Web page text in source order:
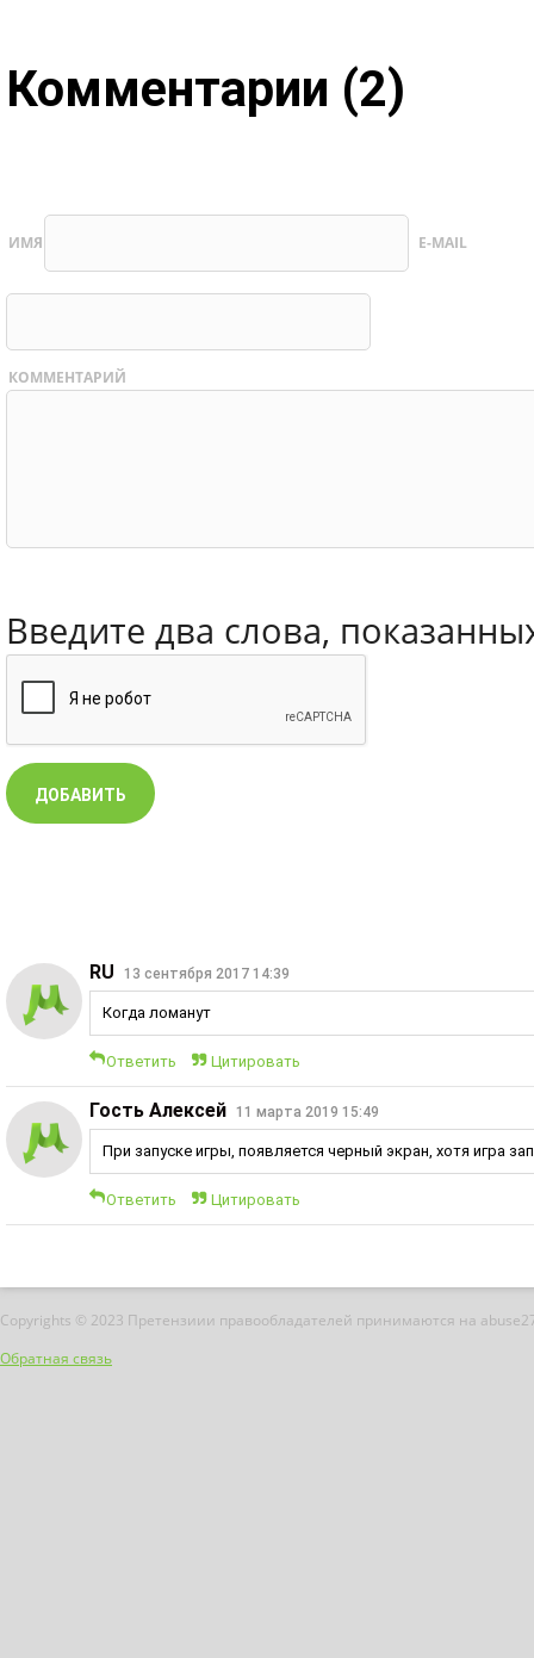
Комментарии (2)
ИМЯ E-MAIL
КОММЕНТАРИЙ
Введите два слова,
RU 13 сентября 2017 14:39
Когда ломанут
Ответить Цитировать
Гость Алексей 11 марта 2019 15:49
При запуске игры, появляется черный экран, хотя игра
Ответить Цитировать
Copyrights © 2023 Претензиии правообладателей принимаются на
Обратная связь